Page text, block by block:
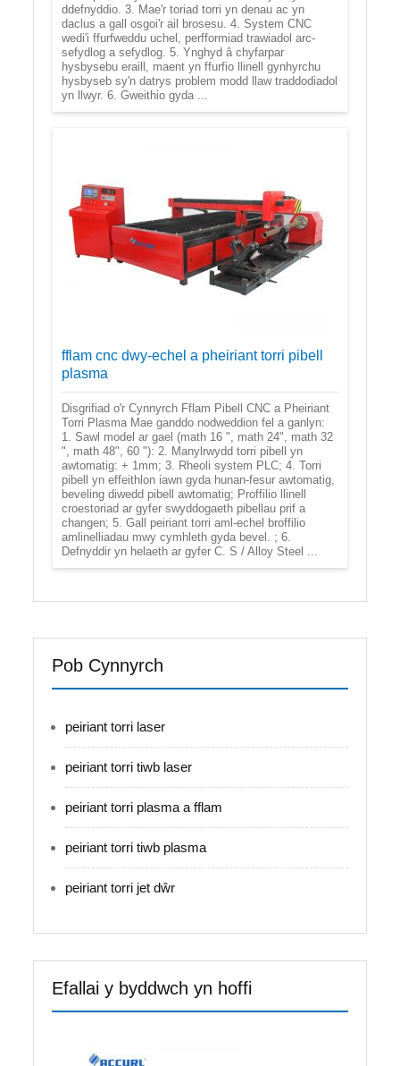
ddefnyddio. 3. Mae'r toriad torri yn denau ac yn
daclus a gall osgoi'r ail brosesu. 4. System CNC
wedi'i ffurfweddu uchel, perfformiad trawiadol arc-
sefydlog a sefydlog. 5. Ynghyd â chyfarpar
hysbysebu eraill, maent yn ffurfio llinell gynhyrchu
hysbyseb sy'n datrys problem modd llaw traddodiadol
yn llwyr. 6. Gweithio gyda ...
fflam cnc dwy-echel a pheiriant torri pibell
plasma
Disgrifiad o'r Cynnyrch Fflam Pibell CNC a Pheiriant
Torri Plasma Mae ganddo nodweddion fel a ganlyn:
1. Sawl model ar gael (math 16 ", math 24", math 32
", math 48", 60 "): 2. Manylrwydd torri pibell yn
awtomatig: + 1mm; 3. Rheoli system PLC; 4. Torri
pibell yn effeithlon iawn gyda hunan-fesur awtomatig,
beveling diwedd pibell awtomatig; Proffilio llinell
croestoriad ar gyfer swyddogaeth pibellau prif a
changen; 5. Gall peiriant torri aml-echel broffilio
amlinelliadau mwy cymhleth gyda bevel. ; 6.
Defnyddir yn helaeth ar gyfer C. S / Alloy Steel ...
Pob Cynnyrch
peiriant torri laser
peiriant torri tiwb laser
peiriant torri plasma a fflam
peiriant torri tiwb plasma
peiriant torri jet dŵr
Efallai y byddwch yn hoffi